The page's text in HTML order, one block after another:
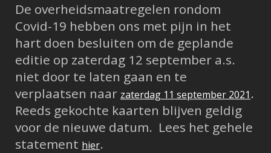
De overheidsmaatregelen rondom
Covid-19 hebben ons met pijn in het
hart doen besluiten om de geplande
editie op zaterdag 12 september a.s.
niet door te laten gaan en te
verplaatsen naar zaterdag 11 september 2021 .
Reeds gekochte kaarten blijven geldig
voor de nieuwe datum. Lees het gehele
statement hier.